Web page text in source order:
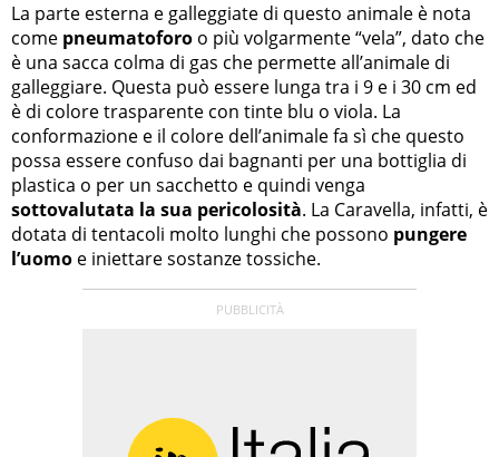
La parte esterna e galleggiate di questo animale è nota
come pneumatoforo o più volgarmente “vela”, dato che
è una sacca colma di gas che permette all’animale di
galleggiare. Questa può essere lunga tra i 9 e i 30 cm ed
è di colore trasparente con tinte blu o viola. La
conformazione e il colore dell’animale fa sì che questo
possa essere confuso dai bagnanti per una bottiglia di
plastica o per un sacchetto e quindi venga
sottovalutata la sua pericolosità. La Caravella, infatti, è
dotata di tentacoli molto lunghi che possono pungere
l’uomo e iniettare sostanze tossiche.